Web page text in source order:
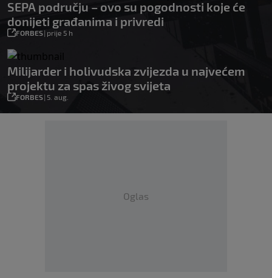
SEPA području – ovo su pogodnosti koje će
donijeti građanima i privredi
FORBES| prije 5 h
Milijarder i holivudska zvijezda u najvećem
projektu za spas živog svijeta
FORBES| 5. aug.
Oglas